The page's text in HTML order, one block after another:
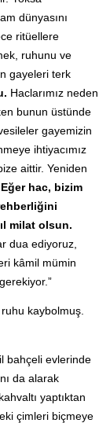
dünyasını
ritüellere
ruhunu ve
gayeleri terk
Haclarımız neden
bunun üstünde
gayemizin
ihtiyacımız
aittir. Yeniden
Eğer hac, bizim
milat olsun.
dua ediyoruz,
kâmil mümin
kaybolmuş.
bahçeli evlerinde
da alarak
yaptıktan
çimleri biçmeye